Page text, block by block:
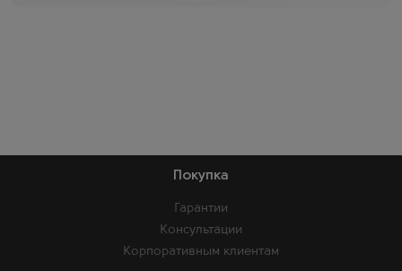
Покупка
Гарантии
Консультации
Корпоративным клиентам